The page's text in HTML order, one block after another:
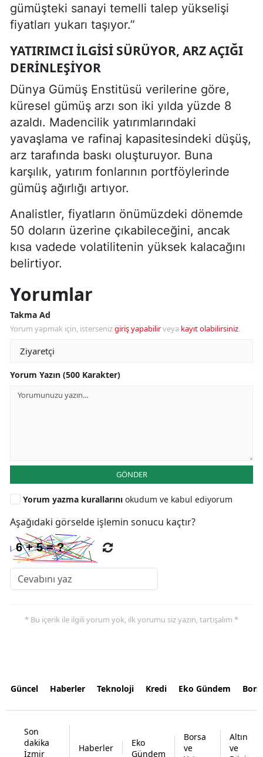
gümüşteki sanayi temelli talep yükselişi
fiyatları yukarı taşıyor.”
YATIRIMCI İLGISI SÜRÜYOR, ARZ AÇIĞI
DERINLEŞIYOR
Dünya Gümüş Enstitüsü verilerine göre,
küresel gümüş arzı son iki yılda yüzde 8
azaldı. Madencilik yatırımlarındaki
yavaşlama ve rafinaj kapasitesindeki düşüş,
arz tarafında baskı oluşturuyor. Buna
karşılık, yatırım fonlarının portföylerinde
gümüş ağırlığı artıyor.
Analistler, fiyatların önümüzdeki dönemde
50 doların üzerine çıkabileceğini, ancak
kısa vadede volatilitenin yüksek kalacağını
belirtiyor.
Yorumlar
Takma Ad
Yorum yapmak için, istersenizgiriş yapabilirveya kayıt olabilirsiniz.
Yorum Yazın (500 Karakter)
GÖNDER
Yorum yazma kurallarını okudum ve kabul ediyorum
Aşağıdaki görselde işlemin sonucu kaçtır?
* Bu içerik ile ilgili yorum yok, ilk yorumu siz yazın, tartışalım *
Güncel Haberler Teknoloji Kredi Eko Gündem
Son
dakika
İzmir
Haberler
Eko
Gündem
Borsa
ve
Altın
ve